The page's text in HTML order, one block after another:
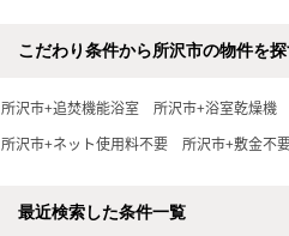
こだわり条件から所沢市の物件を
所沢市+追焚機能浴室
所沢市+浴室乾燥機
所沢市+ネット使用料不要
所沢市+敷金不
最近検索した条件一覧